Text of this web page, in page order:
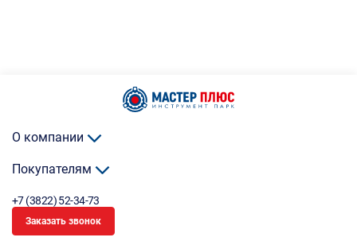
О компании
Покупателям
+7 (3822) 52-34-73
Заказать звонок